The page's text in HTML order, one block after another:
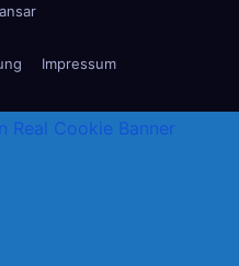
Impressum
Real Cookie Banner